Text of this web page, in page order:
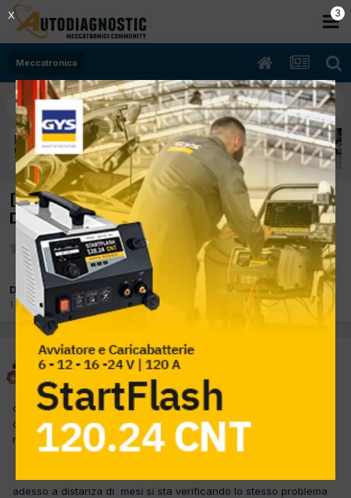
Meccatronica
[Ford Focus 12/1999 1.8cc C9DA 66Kw
Diesel] ventola motore sempre accesa
Da delta
1 Giugno 2015inMeccatronica
delta
1 Giugno 2015
qualche tempo fa in questa macchina è stata cambiata la
centralina motore (con una usata) perché la ventola motore
restava sempre accesa alla massima potenza
adesso a distanza di mesi si sta verificando lo stesso problema
2
X